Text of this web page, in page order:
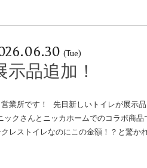
(Tue)
示品追加！
業所です！ 先日新しいトイレが展示
クさんとニッカホームでのコラボ商品
レストイレなのにこの金額！？と驚か